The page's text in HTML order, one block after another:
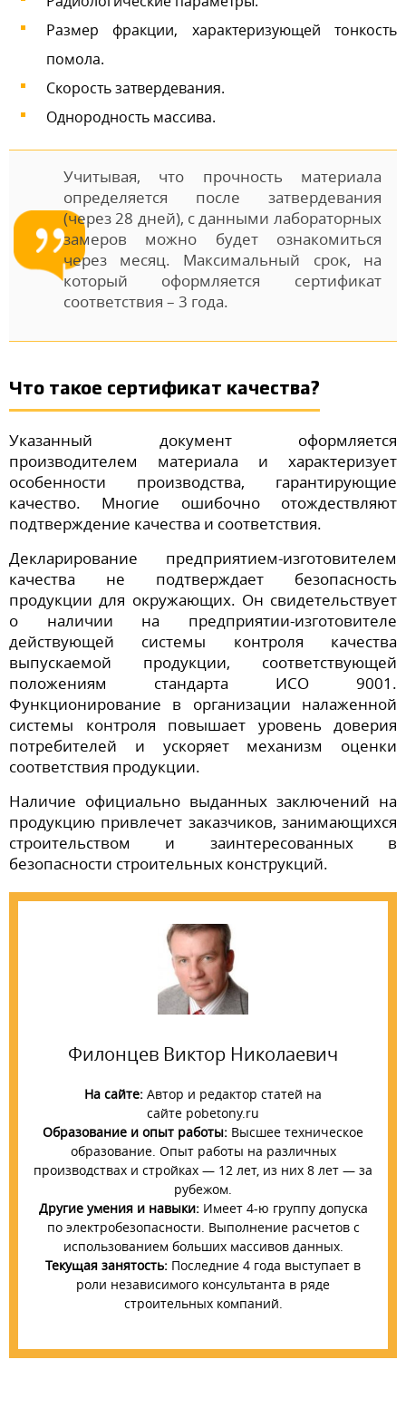
Размер фракции, характеризующей тонкость
помола.
Скорость затвердевания.
Однородность массива.
Учитывая, что прочность материала
определяется после затвердевания
(через 28 дней), с данными лабораторных
замеров можно будет ознакомиться
через месяц. Максимальный срок, на
который оформляется сертификат
соответствия – 3 года.
Что такое сертификат качества?
Указанный документ оформляется
производителем материала и характеризует
особенности производства, гарантирующие
качество. Многие ошибочно отождествляют
подтверждение качества и соответствия.
Декларирование предприятием-изготовителем
качества не подтверждает безопасность
продукции для окружающих. Он свидетельствует
о наличии на предприятии-изготовителе
действующей системы контроля качества
выпускаемой продукции, соответствующей
положениям стандарта ИСО 9001.
Функционирование в организации налаженной
системы контроля повышает уровень доверия
потребителей и ускоряет механизм оценки
соответствия продукции.
Наличие официально выданных заключений на
продукцию привлечет заказчиков, занимающихся
строительством и заинтересованных в
безопасности строительных конструкций.
Филонцев Виктор Николаевич
На сайте: Автор и редактор статей на
сайте pobetony.ru
Образование и опыт работы: Высшее техническое
образование. Опыт работы на различных
производствах и стройках — 12 лет, из них 8 лет — за
рубежом.
Другие умения и навыки:Имеет 4-ю группу допуска
по электробезопасности. Выполнение расчетов с
использованием больших массивов данных.
Текущая занятость: Последние 4 года выступает в
роли независимого консультанта в ряде
строительных компаний.